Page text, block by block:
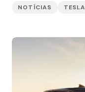
NOTÍCIAS TESLA